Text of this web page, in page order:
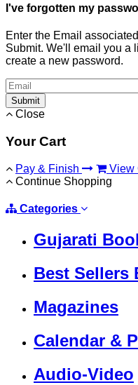
I've forgotten my
Enter the Email
Submit. We'll email you a
create a new password.
Submit
Close
Your Cart
Pay & Finish
View
Continue Shopping
Categories
Gujarati
Best Sellers
Magazines
Calendar &
Audio-Video